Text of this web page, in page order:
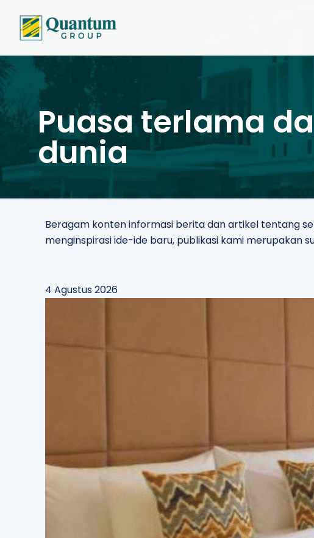
Puasa terlama
dunia
Beragam konten informasi berita dan artikel tentang
menginspirasi ide-ide baru, publikasi kami
4 Agustus 2026